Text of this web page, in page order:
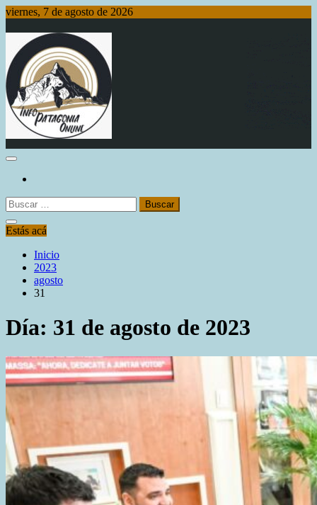
Saltar
contenido
viernes, 7 de agosto de 2026
Info Patagonia Online
Buscar:
Estás acá
Inicio
2023
agosto
31
Día: 31 de agosto de 2023